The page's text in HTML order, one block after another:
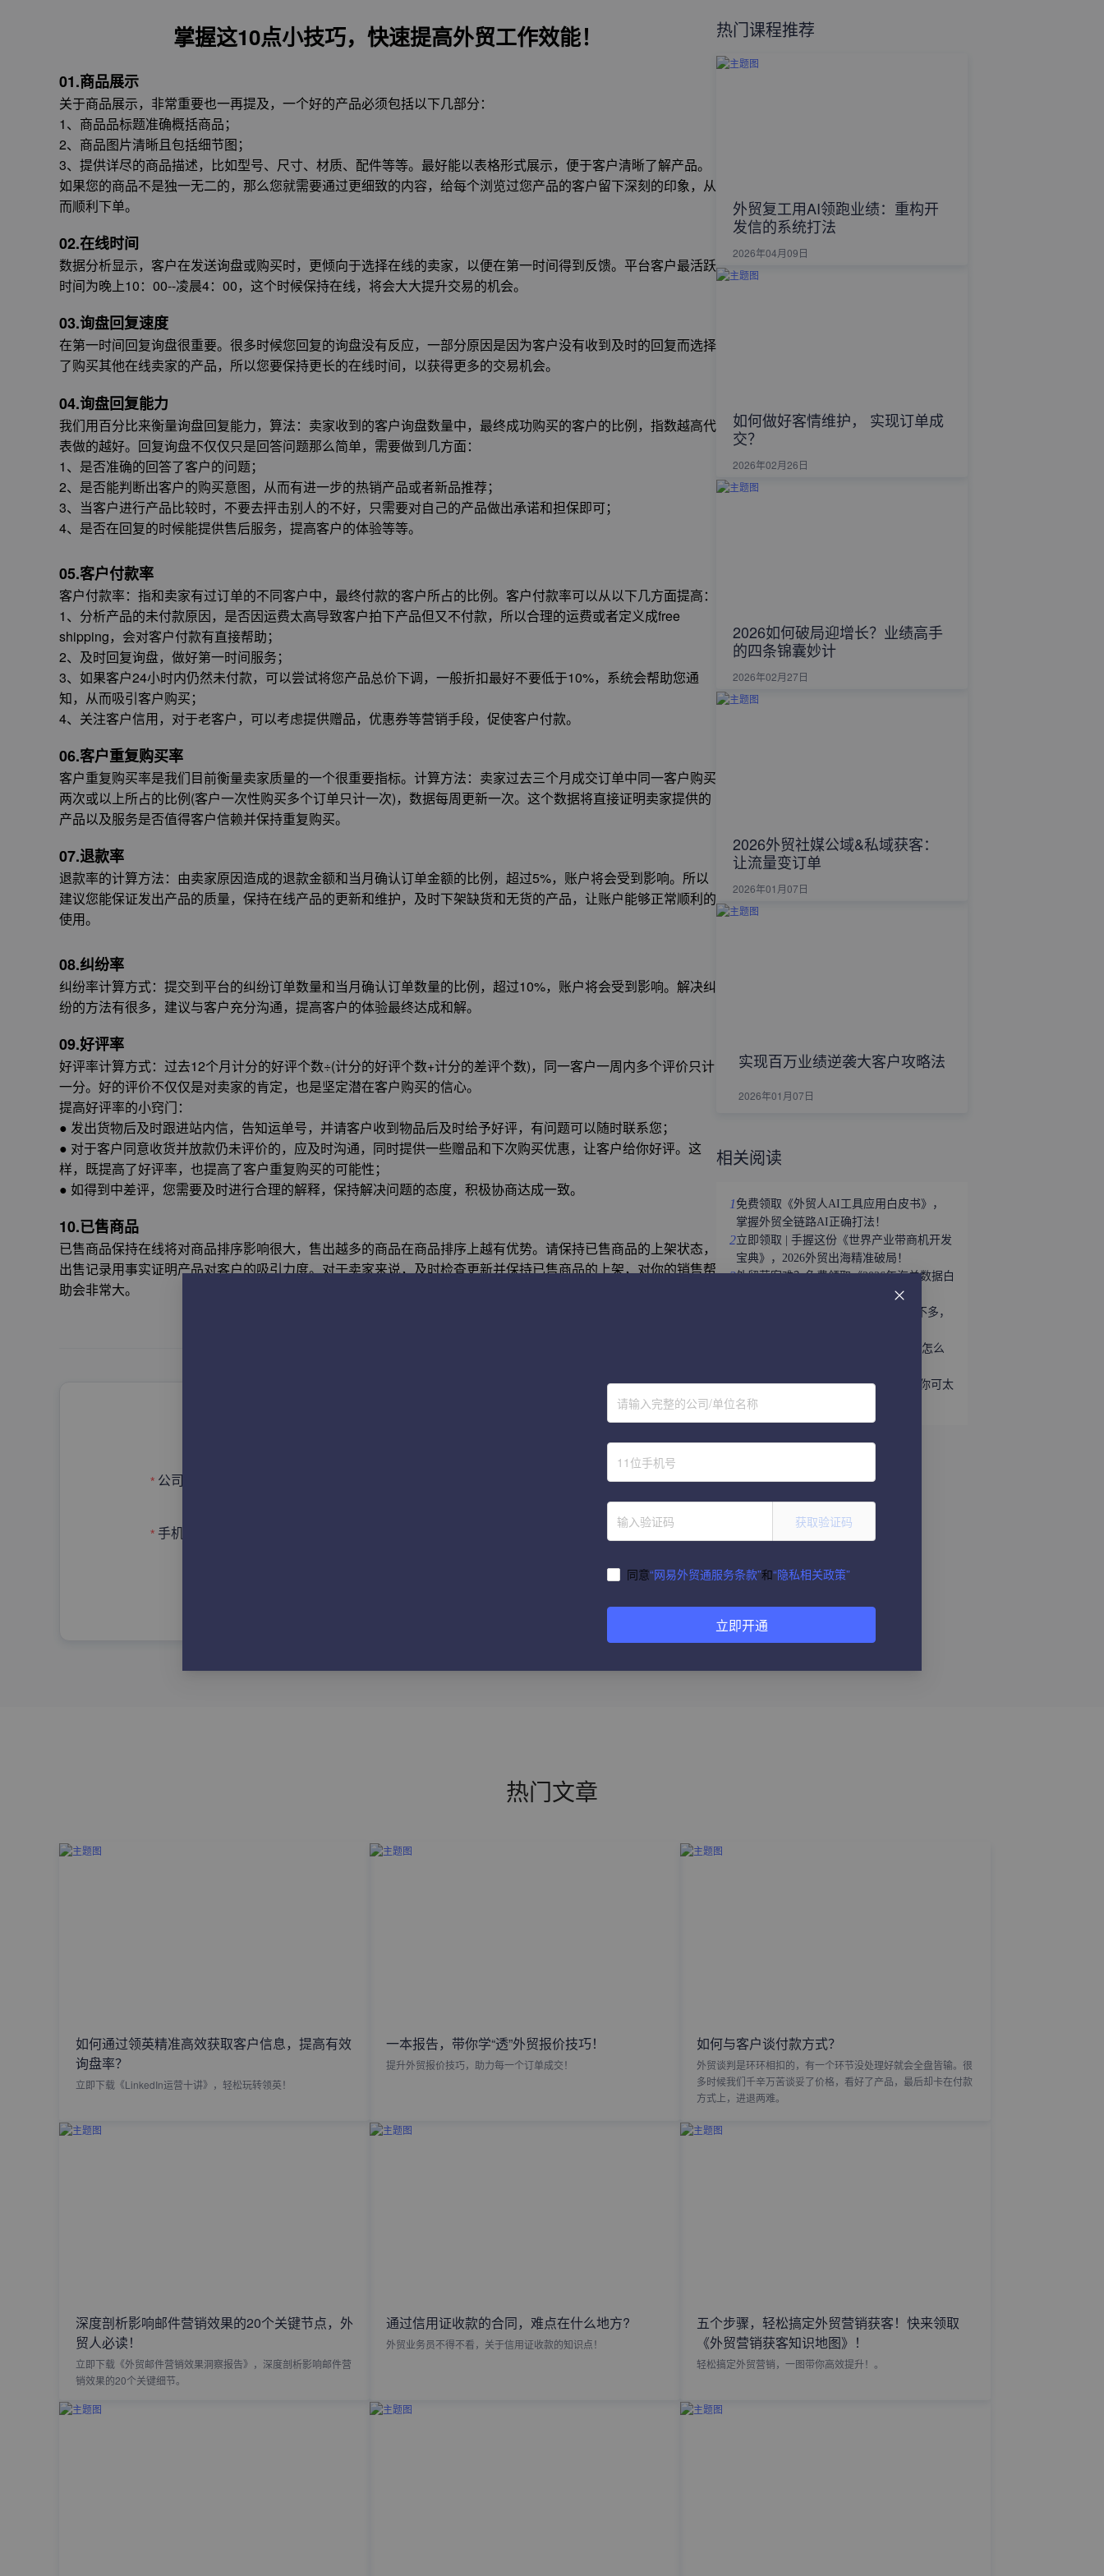
掌握这10点小技巧，快速提高外贸工作效能！
01.商品展示
关于商品展示，非常重要也一再提及，一个好的产品必须包括以下几部分：
1、商品品标题准确概括商品；
2、商品图片清晰且包括细节图；
3、提供详尽的商品描述，比如型号、尺寸、材质、配件等等。最好能以表格形式展示，便于客户清晰了解产品。
如果您的商品不是独一无二的，那么您就需要通过更细致的内容，给每个浏览过您产品的客户留下深刻的印象，从
而顺利下单。
02.在线时间
数据分析显示，客户在发送询盘或购买时，更倾向于选择在线的卖家，以便在第一时间得到反馈。平台客户最活跃
时间为晚上10：00--凌晨4：00，这个时候保持在线，将会大大提升交易的机会。
03.询盘回复速度
在第一时间回复询盘很重要。很多时候您回复的询盘没有反应，一部分原因是因为客户没有收到及时的回复而选择
了购买其他在线卖家的产品，所以您要保持更长的在线时间，以获得更多的交易机会。
04.询盘回复能力
我们用百分比来衡量询盘回复能力，算法：卖家收到的客户询盘数量中，最终成功购买的客户的比例，指数越高代
表做的越好。回复询盘不仅仅只是回答问题那么简单，需要做到几方面：
1、是否准确的回答了客户的问题；
2、是否能判断出客户的购买意图，从而有进一步的热销产品或者新品推荐；
3、当客户进行产品比较时，不要去抨击别人的不好，只需要对自己的产品做出承诺和担保即可；
4、是否在回复的时候能提供售后服务，提高客户的体验等等。
05.客户付款率
客户付款率：指和卖家有过订单的不同客户中，最终付款的客户所占的比例。客户付款率可以从以下几方面提高：
1、分析产品的未付款原因，是否因运费太高导致客户拍下产品但又不付款，所以合理的运费或者定义成free
shipping，会对客户付款有直接帮助；
2、及时回复询盘，做好第一时间服务；
3、如果客户24小时内仍然未付款，可以尝试将您产品总价下调，一般折扣最好不要低于10%，系统会帮助您通
知，从而吸引客户购买；
4、关注客户信用，对于老客户，可以考虑提供赠品，优惠券等营销手段，促使客户付款。
06.客户重复购买率
客户重复购买率是我们目前衡量卖家质量的一个很重要指标。计算方法：卖家过去三个月成交订单中同一客户购买
两次或以上所占的比例(客户一次性购买多个订单只计一次)，数据每周更新一次。这个数据将直接证明卖家提供的
产品以及服务是否值得客户信赖并保持重复购买。
07.退款率
退款率的计算方法：由卖家原因造成的退款金额和当月确认订单金额的比例，超过5%，账户将会受到影响。所以
建议您能保证发出产品的质量，保持在线产品的更新和维护，及时下架缺货和无货的产品，让账户能够正常顺利的
使用。
08.纠纷率
纠纷率计算方式：提交到平台的纠纷订单数量和当月确认订单数量的比例，超过10%，账户将会受到影响。解决纠
纷的方法有很多，建议与客户充分沟通，提高客户的体验最终达成和解。
09.好评率
好评率计算方式：过去12个月计分的好评个数÷(计分的好评个数+计分的差评个数)，同一客户一周内多个评价只计
一分。好的评价不仅仅是对卖家的肯定，也是坚定潜在客户购买的信心。
提高好评率的小窍门：
● 发出货物后及时跟进站内信，告知运单号，并请客户收到物品后及时给予好评，有问题可以随时联系您；
● 对于客户同意收货并放款仍未评价的，应及时沟通，同时提供一些赠品和下次购买优惠，让客户给你好评。这
样，既提高了好评率，也提高了客户重复购买的可能性；
● 如得到中差评，您需要及时进行合理的解释，保持解决问题的态度，积极协商达成一致。
10.已售商品
已售商品保持在线将对商品排序影响很大，售出越多的商品在商品排序上越有优势。请保持已售商品的上架状态，
出售记录用事实证明产品对客户的吸引力度。对于卖家来说，及时检查更新并保持已售商品的上架，对你的销售帮
助会非常大。
公司名称
手机号码
热门课程推荐
外贸复工用AI领跑业绩：重构开
发信的系统打法
2026年04月09日
如何做好客情维护， 实现订单成
交？
2026年02月26日
2026如何破局迎增长？业绩高手
的四条锦囊妙计
2026年02月27日
2026外贸社媒公域&私域获客：
让流量变订单
2026年01月07日
实现百万业绩逆袭大客户攻略法
2026年01月07日
相关阅读
1 免费领取《外贸人AI工具应用白皮书》，
掌握外贸全链路AI正确打法！
2立即领取 | 手握这份《世界产业带商机开发
宝典》，2026外贸出海精准破局！
3外贸获客难？免费领取《2026年海关数据白
皮书》，帮你轻松打破信息差！
趁着用YouTube开发外贸客户的人还不多，
听说WhatsApp做外贸很猛？让我看看怎么
6做外贸还不会给国外客户打电话？那你可太
亏了
热门文章
如何通过领英精准高效获取客户信息，提高有效
询盘率？
立即下载《LinkedIn运营十讲》，轻松玩转领英！
一本报告，带你学“透”外贸报价技巧！
提升外贸报价技巧，助力每一个订单成交！
如何与客户谈付款方式？
外贸谈判是环环相扣的，有一个环节没处理好就会全盘皆输。很
多时候我们千辛万苦谈妥了价格，看好了产品，最后却卡在付款
方式上，进退两难。
深度剖析影响邮件营销效果的20个关键节点，外
贸人必读！
立即下载《外贸邮件营销效果洞察报告》，深度剖析影响邮件营
销效果的20个关键细节。
通过信用证收款的合同，难点在什么地方?
外贸业务员不得不看，关于信用证收款的知识点！
五个步骤，轻松搞定外贸营销获客！快来领取
《外贸营销获客知识地图》！
轻松搞定外贸营销，一图带你高效提升！。
请输入完整的公司/单位名称
获取验证码
同意“网易外贸通服务条款”和“隐私相关政策”
立即开通